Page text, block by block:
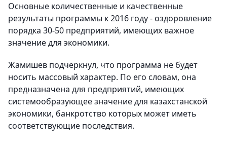
Основные количественные и качественные
результаты программы к 2016 году - оздоровление
порядка 30-50 предприятий, имеющих важное
значение для экономики.
Жамишев подчеркнул, что программа не будет
носить массовый характер. По его словам, она
предназначена для предприятий, имеющих
системообразующее значение для казахстанской
экономики, банкротство которых может иметь
соответствующие последствия.